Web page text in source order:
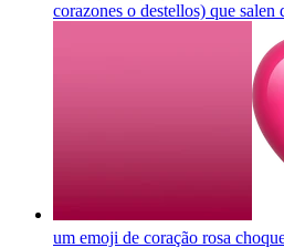
corazones o destellos) que salen
um emoji de coração rosa